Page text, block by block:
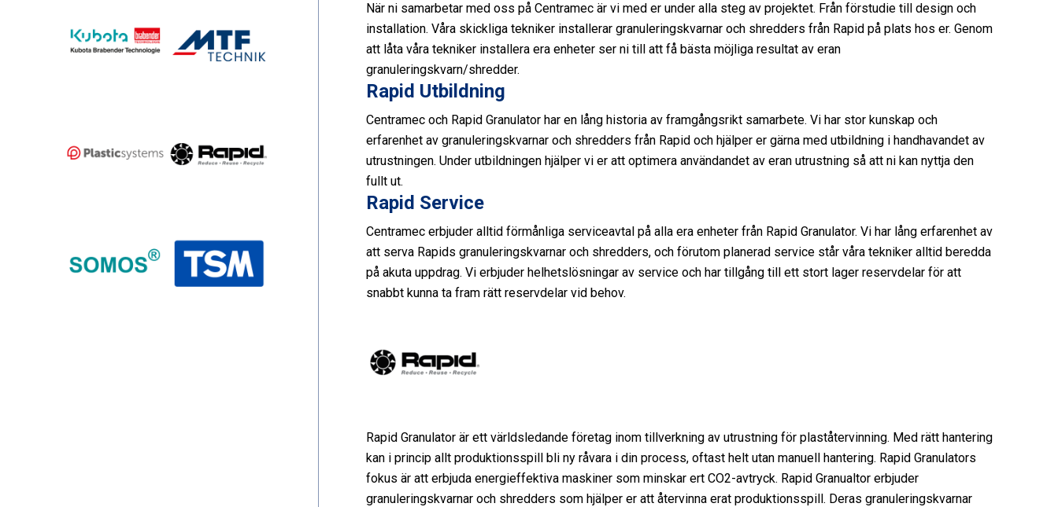
När ni samarbetar med oss på Centramec är vi med er under alla steg av projektet. Från förstudie till design och
installation. Våra skickliga tekniker installerar granuleringskvarnar och shredders från Rapid på plats hos er. Genom
att låta våra tekniker installera era enheter ser ni till att få bästa möjliga resultat av eran
granuleringskvarn/shredder.
Rapid Utbildning
Centramec och Rapid Granulator har en lång historia av framgångsrikt samarbete. Vi har stor kunskap och
erfarenhet av granuleringskvarnar och shredders från Rapid och hjälper er gärna med utbildning i handhavandet av
utrustningen. Under utbildningen hjälper vi er att optimera användandet av eran utrustning så att ni kan nyttja den
fullt ut.
Rapid Service
Centramec erbjuder alltid förmånliga serviceavtal på alla era enheter från Rapid Granulator. Vi har lång erfarenhet av
att serva Rapids granuleringskvarnar och shredders, och förutom planerad service står våra tekniker alltid beredda
på akuta uppdrag. Vi erbjuder helhetslösningar av service och har tillgång till ett stort lager reservdelar för att
snabbt kunna ta fram rätt reservdelar vid behov.
Rapid Granulator är ett världsledande företag inom tillverkning av utrustning för plaståtervinning. Med rätt hantering
kan i princip allt produktionsspill bli ny råvara i din process, oftast helt utan manuell hantering. Rapid Granulators
fokus är att erbjuda energieffektiva maskiner som minskar ert CO2-avtryck. Rapid Granualtor erbjuder
granuleringskvarnar och shredders som hjälper er att återvinna erat produktionsspill. Deras granuleringskvarnar